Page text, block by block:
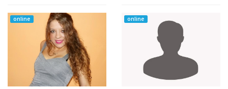
online online